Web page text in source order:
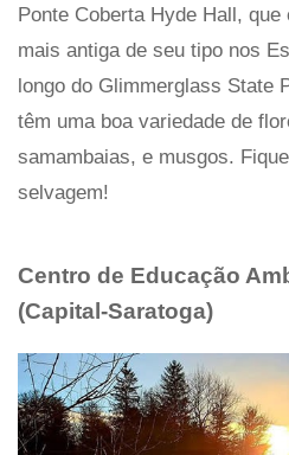
Ponte Coberta Hyde Hall,
mais antiga de seu tipo nos
longo do Glimmerglass State
têm uma boa variedade de
samambaias, e musgos.
selvagem!
Centro de Educação
(Capital-Saratoga)